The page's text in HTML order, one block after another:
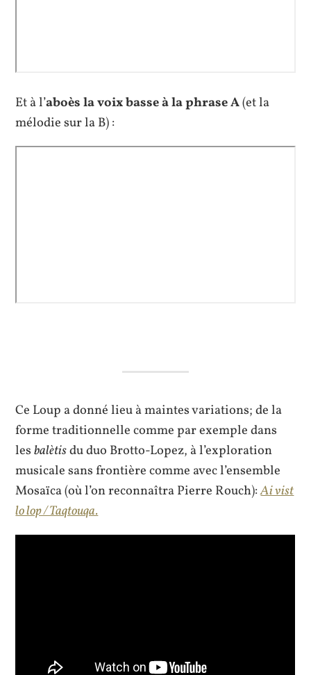
Et à l’aboès la voix basse à la phrase A(et la
mélodie sur la B) :
Ce Loup a donné lieu à maintes variations; de la
forme traditionnelle comme par exemple dans
lesbalètisdu duo Brotto-Lopez, à l’exploration
musicale sans frontière comme avec l’ensemble
Mosaïca (où l’on reconnaîtra Pierre Rouch):Ai vist
lo lop / Taqtouqa.